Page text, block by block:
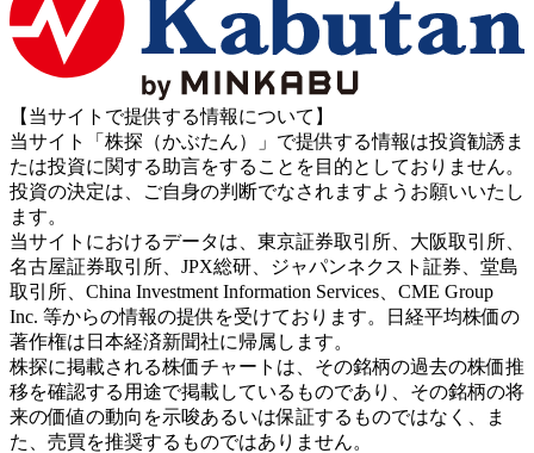
【当サイトで提供する情報について】
当サイト「株探（かぶたん）」で提供する情報は投資勧誘ま
たは投資に関する助言をすることを目的としておりません。
投資の決定は、ご自身の判断でなされますようお願いいたし
ます。
当サイトにおけるデータは、東京証券取引所、大阪取引所、
名古屋証券取引所、JPX総研、ジャパンネクスト証券、堂島
取引所、China Investment Information Services、CME Group
Inc. 等からの情報の提供を受けております。日経平均株価の
著作権は日本経済新聞社に帰属します。
株探に掲載される株価チャートは、その銘柄の過去の株価推
移を確認する用途で掲載しているものであり、その銘柄の将
来の価値の動向を示唆あるいは保証するものではなく、ま
た、売買を推奨するものではありません。